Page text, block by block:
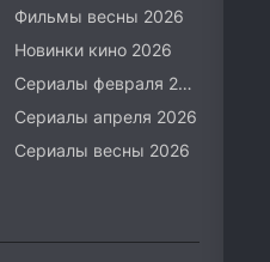
Фильмы весны 2026
Новинки кино 2026
Сериалы февраля 2026
Сериалы апреля 2026
Сериалы весны 2026